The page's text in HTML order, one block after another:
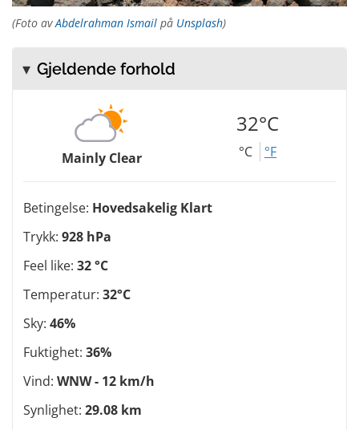
(Foto avAbdelrahman Ismail på Unsplash)
Gjeldende forhold
Mainly Clear
32°C
°C °F
Betingelse: Hovedsakelig Klart
Trykk: 928 hPa
Feel like: 32 °C
Temperatur: 32°C
Sky: 46%
Fuktighet: 36%
Vind: WNW - 12 km/h
Synlighet: 29.08 km